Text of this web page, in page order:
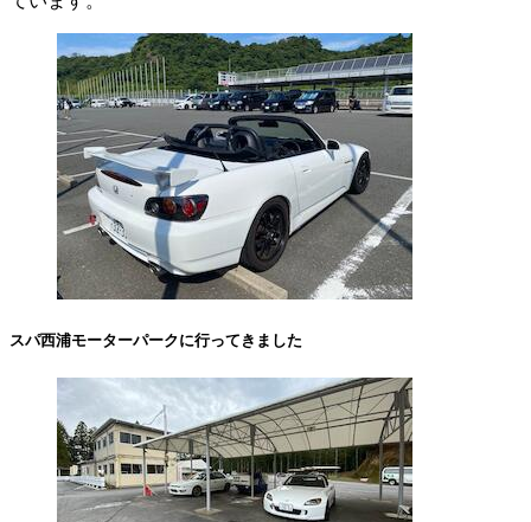
スパ西浦モーターパークに行ってきました